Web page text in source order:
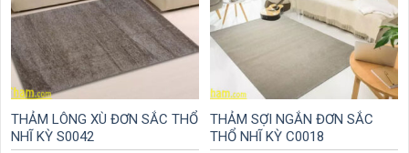
THẢM LÔNG XÙ ĐƠN SẮC THỔ
NHĨ KỲ S0042
THẢM SỢI NGẮN ĐƠN SẮC
THỔ NHĨ KỲ C0018